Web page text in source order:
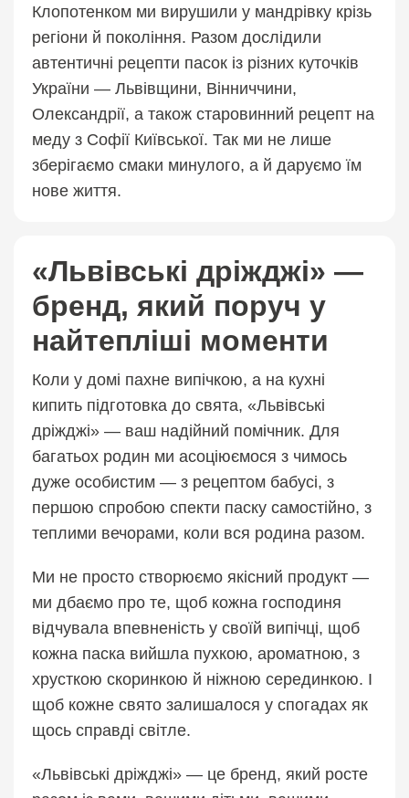
Клопотенком ми вирушили у мандрівку крізь
регіони й покоління. Разом дослідили
автентичні рецепти пасок із різних куточків
України — Львівщини, Вінниччини,
Олександрії, а також старовинний рецепт на
меду з Софії Київської. Так ми не лише
зберігаємо смаки минулого, а й даруємо їм
нове життя.
«Львівські дріжджі» —
бренд, який поруч у
найтепліші моменти
Коли у домі пахне випічкою, а на кухні
кипить підготовка до свята, «Львівські
дріжджі» — ваш надійний помічник. Для
багатьох родин ми асоціюємося з чимось
дуже особистим — з рецептом бабусі, з
першою спробою спекти паску самостійно, з
теплими вечорами, коли вся родина разом.
Ми не просто створюємо якісний продукт —
ми дбаємо про те, щоб кожна господиня
відчувала впевненість у своїй випічці, щоб
кожна паска вийшла пухкою, ароматною, з
хрусткою скоринкою й ніжною серединкою. І
щоб кожне свято залишалося у спогадах як
щось справді світле.
«Львівські дріжджі» — це бренд, який росте